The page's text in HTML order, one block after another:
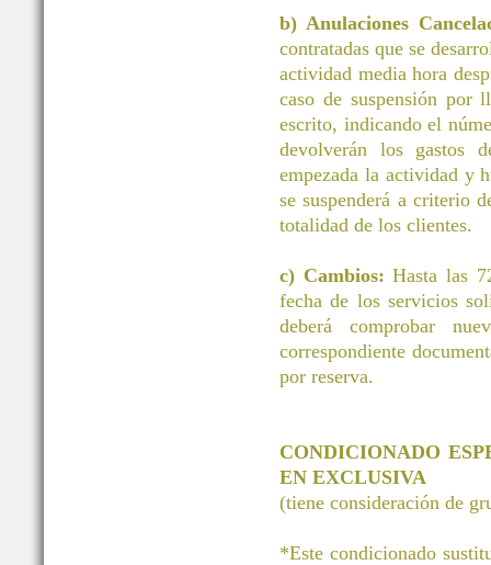
b) Anulaciones
contratadas que se
actividad media hora
caso de suspensión
escrito, indicando el
devolverán los gastos
empezada la actividad y
se suspenderá a criterio
totalidad de los clientes.
c) Cambios: Hasta las
fecha de los servicios
deberá comprobar
correspondiente
por reserva.
CONDICIONADO
EN EXCLUSIVA
(tiene consideración de
*Este condicionado